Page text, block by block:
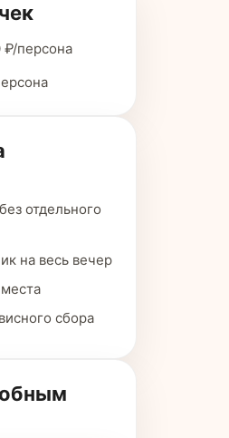
персона
отдельного
на весь вечер
сбора